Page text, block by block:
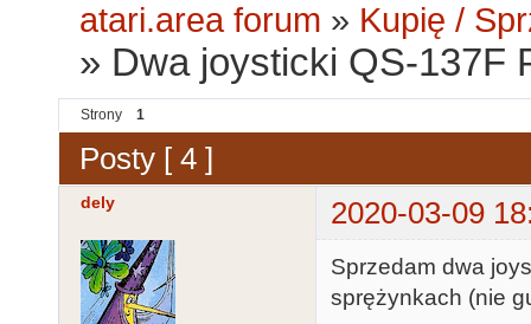
atari.area forum » Kupię /
» Dwa joysticki QS-137F
Strony 1
Posty [ 4 ]
dely 2020-03-09
Sprzedam dwa
sprężynkach (nie